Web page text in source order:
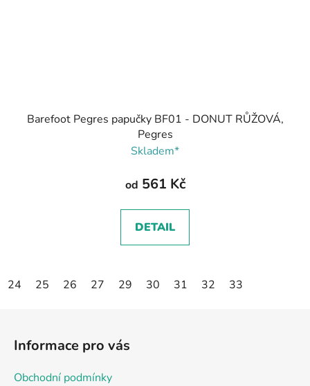
Barefoot Pegres papučky BF01 - DONUT RŮŽOVÁ,
Pegres
Skladem*
od 561 Kč
DETAIL
24 25 26 27 29 30 31 32 33
Informace pro vás
Obchodní podmínky